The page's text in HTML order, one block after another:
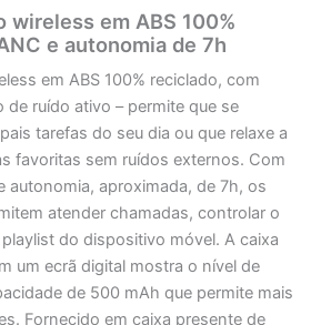
wireless em ABS 100%
e autonomia de 7h
em ABS 100% reciclado, com
de ruído ativo – permite que se
tarefas do seu dia ou que relaxe a
favoritas sem ruídos externos. Com
autonomia, aproximada, de 7h, os
atender chamadas, controlar o
do dispositivo móvel. A caixa
um ecrã digital mostra o nível de
de 500 mAh que permite mais
Fornecido em caixa presente de